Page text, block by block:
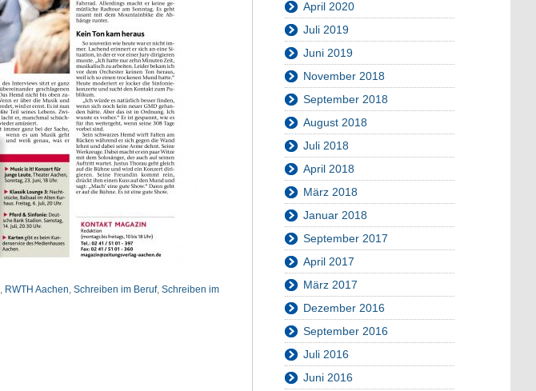
RWTH Aachen Schreiben im Beruf, Schreiben im
April 2020
Juli 2019
Juni 2019
November 2018
September 2018
August 2018
Juli 2018
April 2018
März 2018
Januar 2018
September 2017
April 2017
März 2017
Dezember 2016
September 2016
Juli 2016
Juni 2016